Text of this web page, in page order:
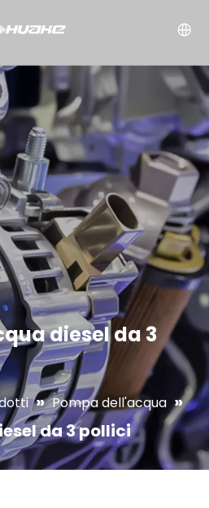
diesel da 3
» Pompa dell'acqua »
da 3 pollici